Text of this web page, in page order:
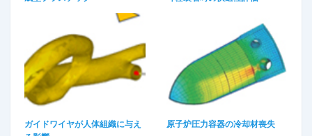
ガイドワイヤが人体組織に与え
原子炉圧力容器の冷却材喪失​